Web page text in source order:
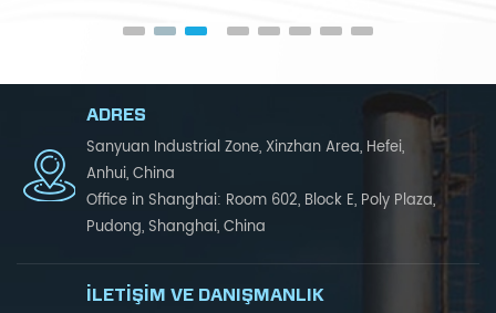
ADRES
Sanyuan Industrial Zone, Xinzhan Area, Hefei,
Anhui, China
Office in Shanghai: Room 602, Block E, Poly Plaza,
Pudong, Shanghai, China
İLETIŞIM VE DANIŞMANLIK